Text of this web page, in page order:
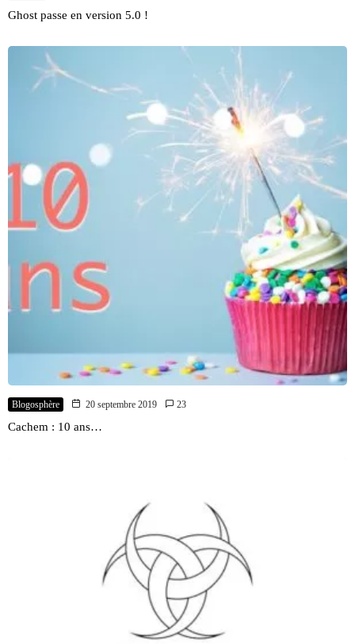
Ghost passe en version 5.0 !
Blogosphère 20 septembre 2019 23
Cachem : 10 ans…